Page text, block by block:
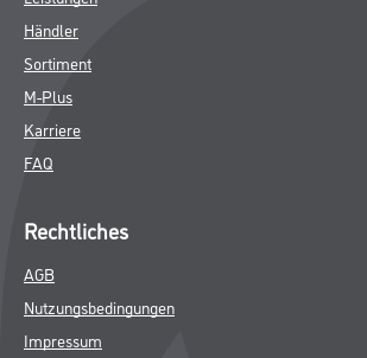
Händler
Sortiment
M-Plus
Karriere
FAQ
Rechtliches
AGB
Nutzungsbedingungen
Impressum